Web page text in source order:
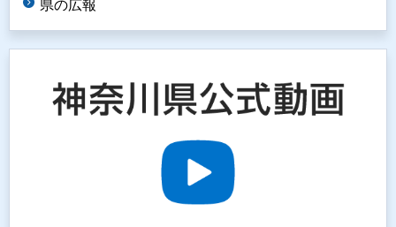
県の広報